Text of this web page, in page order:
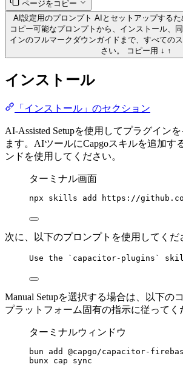
ページをコピー
AI設定用のプロンプト AIとセットアップするた
コピー可能なプロンプトから、インストール、
インのフルマークダウンガイドまで、すべての
さい。
コピー用 ↓ ↑
インストール
「インストール」のセクション
AI-Assisted Setupを使用してプラグイン
ます。AIツールにCapgoスキルを追加す
ンドを使用してください。
ターミナル画面
npx skills add https://
次に、以下のプロンプトを使用してくだ
Use the `capacitor-plugins`
Manual Setupを選択する場合は、以下の
プラットフォーム固有の指示に従ってく
ターミナルウィンドウ
bun add
@capgo/capacitor-
bunx
cap sync